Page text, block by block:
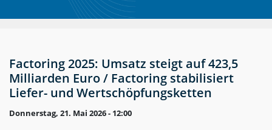
Factoring 2025: Umsatz steigt auf 423,5
Milliarden Euro / Factoring stabilisiert
Liefer- und Wertschöpfungsketten
Donnerstag, 21. Mai 2026 - 12:00